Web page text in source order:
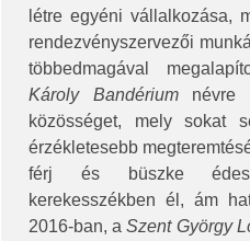
létre egyéni vállalkozása,
rendezvényszervezői
többedmagával
Károly Bandérium névre
közösséget, mely sokat
érzékletesebb
férj és büszke
kerekesszékben él, ám
2016-ban, aSzent György